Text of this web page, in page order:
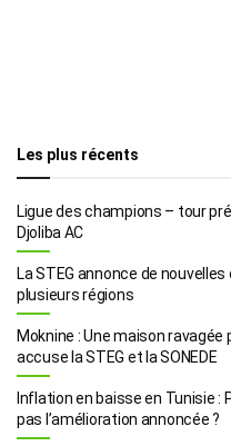
Les plus récents
Ligue des champions – tour
Djoliba AC
La STEG annonce de
plusieurs régions
Moknine : Une maison
accuse la STEG et la SONEDE
Inflation en baisse en Tunisie
pas l’amélioration annoncée ?